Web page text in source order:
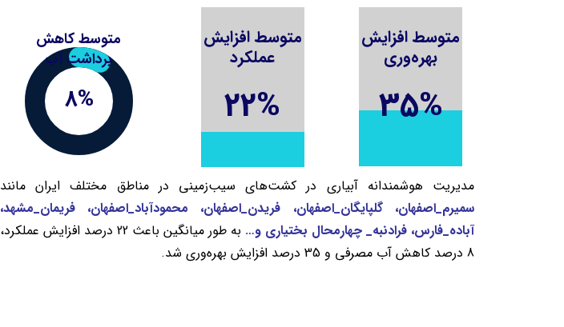
متوسط کاهش
برداشت آب
متوسط افزایش
بهره‌وری
35%
8%
متوسط افزایش
عملکرد
22%
مدیریت هوشمندانه آبیاری در کشت‌های سیب‌زمینی در مناطق مختلف ایران مانند
سمیرم_اصفهان، گلپایگان_اصفهان، فریدن_اصفهان، محمودآباد_اصفهان، فریمان_مشهد،
آباده_فارس، فرادنبه_ چهارمحال بختیاری و…
به طور میانگین باعث 22 درصد افزایش عملکرد،
8 درصد کاهش آب مصرفی و 35 درصد افزایش بهره‌وری شد.